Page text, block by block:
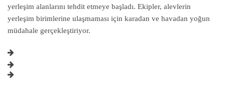
yerleşim alanlarını tehdit etmeye başladı. Ekipler, alevlerin
yerleşim birimlerine ulaşmaması için karadan ve havadan yoğun
müdahale gerçekleştiriyor.